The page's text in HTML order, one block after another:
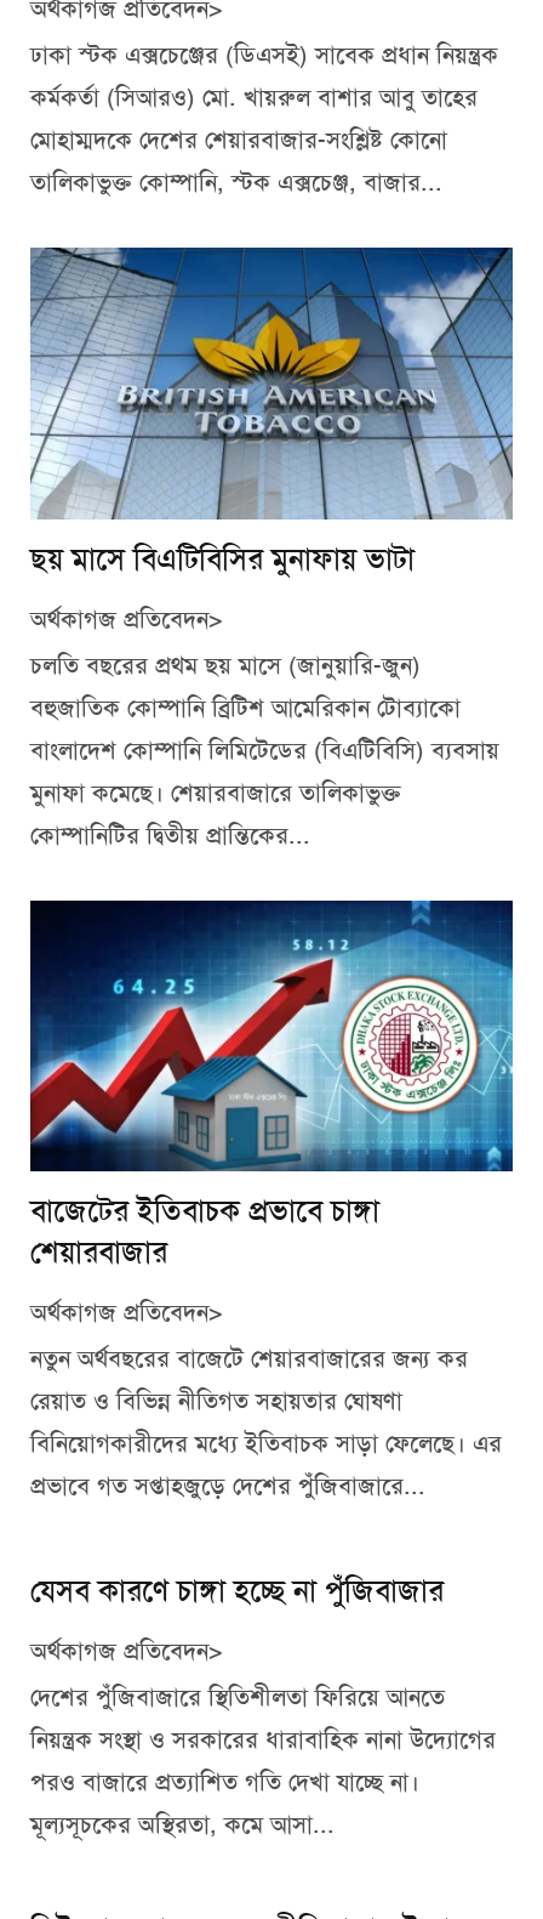
অর্থকাগজ প্রতিবেদন>
ঢাকা স্টক এক্সচেঞ্জের (ডিএসই) সাবেক প্রধান নিয়ন্ত্রক
কর্মকর্তা (সিআরও) মো. খায়রুল বাশার আবু তাহের
মোহাম্মদকে দেশের শেয়ারবাজার-সংশ্লিষ্ট কোনো
তালিকাভুক্ত কোম্পানি, স্টক এক্সচেঞ্জ, বাজার...
ছয় মাসে বিএটিবিসির মুনাফায় ভাটা
অর্থকাগজ প্রতিবেদন>
চলতি বছরের প্রথম ছয় মাসে (জানুয়ারি-জুন)
বহুজাতিক কোম্পানি ব্রিটিশ আমেরিকান টোব্যাকো
বাংলাদেশ কোম্পানি লিমিটেডের (বিএটিবিসি) ব্যবসায়
মুনাফা কমেছে। শেয়ারবাজারে তালিকাভুক্ত
কোম্পানিটির দ্বিতীয় প্রান্তিকের...
বাজেটের ইতিবাচক প্রভাবে চাঙ্গা
শেয়ারবাজার
অর্থকাগজ প্রতিবেদন>
নতুন অর্থবছরের বাজেটে শেয়ারবাজারের জন্য কর
রেয়াত ও বিভিন্ন নীতিগত সহায়তার ঘোষণা
বিনিয়োগকারীদের মধ্যে ইতিবাচক সাড়া ফেলেছে। এর
প্রভাবে গত সপ্তাহজুড়ে দেশের পুঁজিবাজারে...
যেসব কারণে চাঙ্গা হচ্ছে না পুঁজিবাজার
অর্থকাগজ প্রতিবেদন>
দেশের পুঁজিবাজারে স্থিতিশীলতা ফিরিয়ে আনতে
নিয়ন্ত্রক সংস্থা ও সরকারের ধারাবাহিক নানা উদ্যোগের
পরও বাজারে প্রত্যাশিত গতি দেখা যাচ্ছে না।
মূল্যসূচকের অস্থিরতা, কমে আসা...